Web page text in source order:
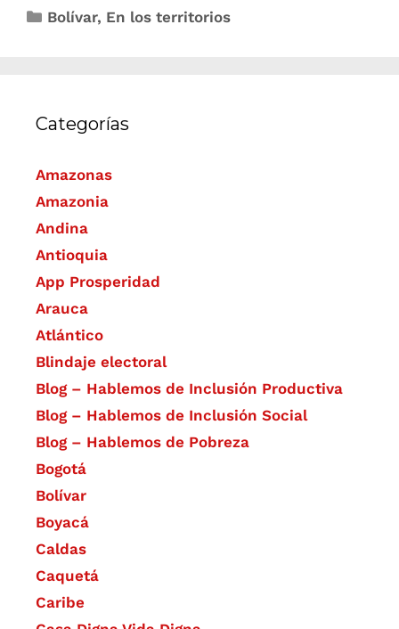
Bolívar, En los territorios
Categorías
Amazonas
Amazonia
Andina
Antioquia
App Prosperidad
Arauca
Atlántico
Blindaje electoral
Blog – Hablemos de Inclusión Productiva
Blog – Hablemos de Inclusión Social
Blog – Hablemos de Pobreza
Bogotá
Bolívar
Boyacá
Caldas
Caquetá
Caribe